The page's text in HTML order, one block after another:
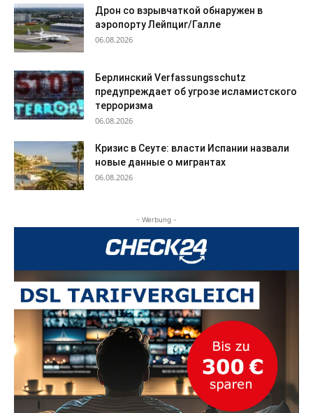
Дрон со взрывчаткой обнаружен в
аэропорту Лейпциг/Галле
06.08.2026
Берлинский Verfassungsschutz
предупреждает об угрозе исламистского
терроризма
06.08.2026
Кризис в Сеуте: власти Испании назвали
новые данные о мигрантах
06.08.2026
- Werbung -